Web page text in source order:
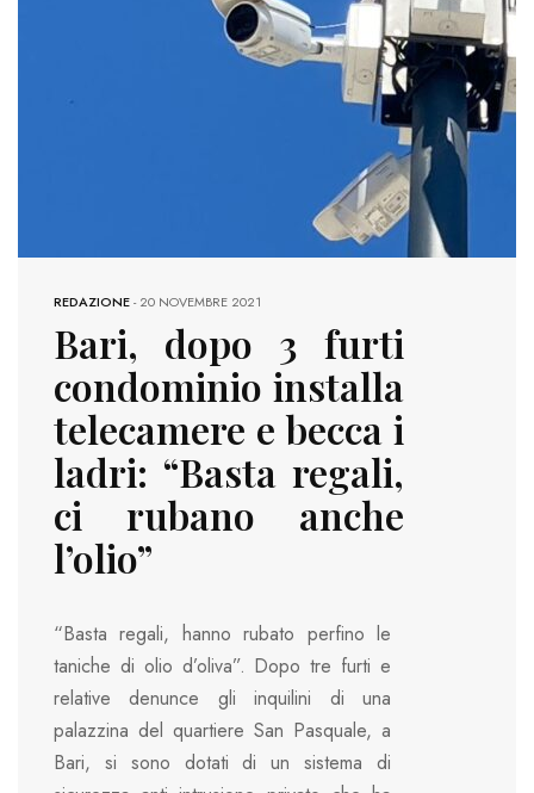
REDAZIONE-20 NOVEMBRE 2021
Bari, dopo 3 furti
condominio installa
telecamere e becca i
ladri: “Basta regali,
ci rubano anche
l’olio”
“Basta regali, hanno rubato perfino le
taniche di olio d’oliva”. Dopo tre furti e
relative denunce gli inquilini di una
palazzina del quartiere San Pasquale, a
Bari, si sono dotati di un sistema di